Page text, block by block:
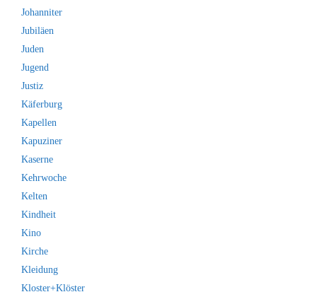
Johanniter
Jubiläen
Juden
Jugend
Justiz
Käferburg
Kapellen
Kapuziner
Kaserne
Kehrwoche
Kelten
Kindheit
Kino
Kirche
Kleidung
Kloster+Klöster